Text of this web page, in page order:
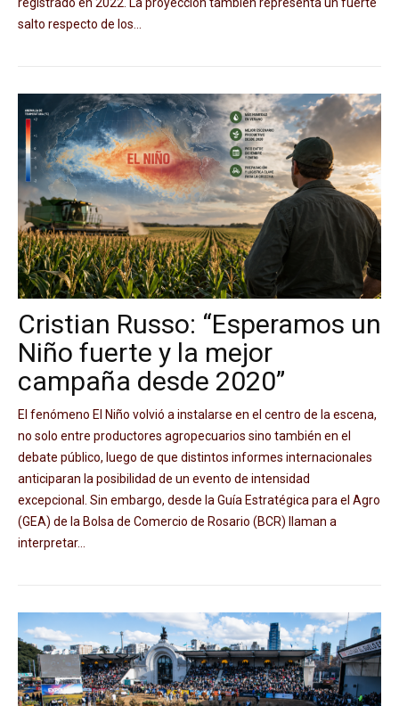
salto respecto de los...
Cristian Russo: “Esperamos un
Niño fuerte y la mejor
campaña desde 2020”
El fenómeno El Niño volvió a instalarse en el centro de la escena,
no solo entre productores agropecuarios sino también en el
debate público, luego de que distintos informes internacionales
anticiparan la posibilidad de un evento de intensidad
excepcional. Sin embargo, desde la Guía Estratégica para el Agro
(GEA) de la Bolsa de Comercio de Rosario (BCR) llaman a
interpretar...